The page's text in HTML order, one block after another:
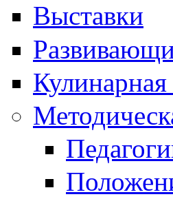
Выставки
Кулинарная